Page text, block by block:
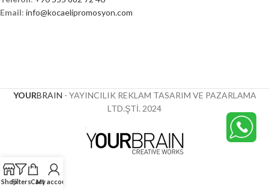
Email: info@kocaelipromosyon.com
YOURBRAIN - YAYINCILIK REKLAM TASARIM VE PAZARLAMA
LTD.ŞTİ. 2024
ShopFiltersCart
My account